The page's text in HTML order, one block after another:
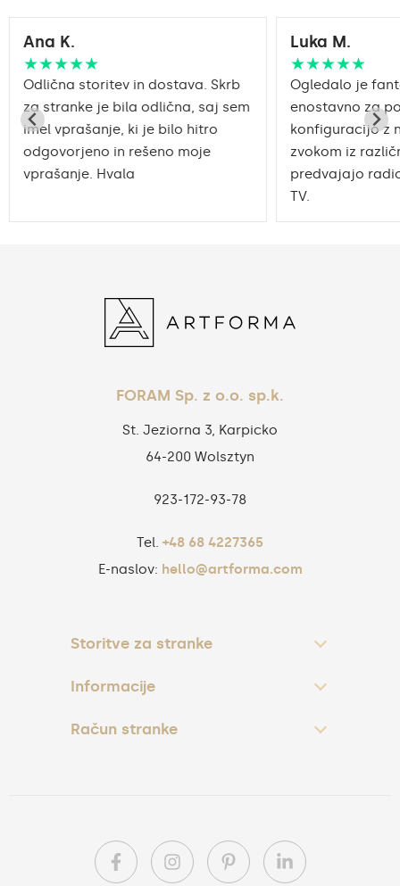
Ana K.
★★★★★
Odlična storitev in dostava. Skrb
za stranke je bila odlična, saj sem
imel vprašanje, ki je bilo hitro
odgovorjeno in rešeno moje
vprašanje. Hvala
Luka M.
★★★★★
Ogledalo je
enostavno za
konfiguracijo z
zvokom iz
predvajajo
TV.
FORAM Sp. z o.o. sp.k.
St. Jeziorna 3, Karpicko
64-200 Wolsztyn
923‑172‑93‑78
Tel. +48 68 4227365
E-naslov: hello@artforma.com
Storitve za stranke
Informacije
Račun stranke